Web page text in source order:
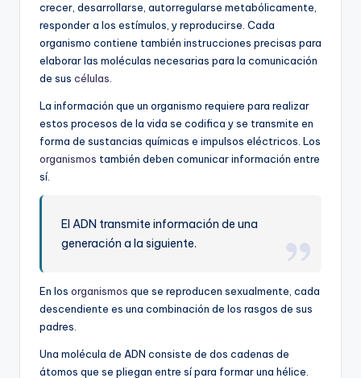
crecer, desarrollarse, autorregularse metabólicamente,
responder a los estímulos, y reproducirse. Cada
organismo contiene también instrucciones precisas para
elaborar las moléculas necesarias para la comunicación
de sus células
La información que un organismo requiere para realizar
estos procesos de la vida se codifica y se transmite en
forma de sustancias químicas e impulsos eléctricos. Los
organismos también deben comunicar información entre
sí.
El ADN transmite información de una
generación a la siguiente.
En los organismos que se reproducen sexualmente, cada
descendiente es una combinación de los rasgos de sus
padres.
Una molécula de ADN consiste de dos cadenas de
átomos que se pliegan entre sí para formar una hélice.